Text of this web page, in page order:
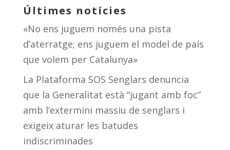
Últimes notícies
«No ens juguem només una pista
d’aterratge; ens juguem el model de país
que volem per Catalunya»
La Plataforma SOS Senglars denuncia
que la Generalitat està “jugant amb foc”
amb l’extermini massiu de senglars i
exigeix aturar les batudes
indiscriminades